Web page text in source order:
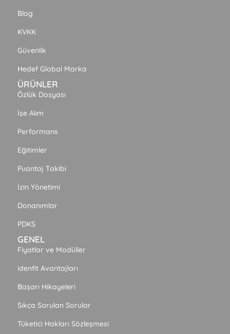
Blog
KVKK
Güvenlik
Hedef Global Marka
ÜRÜNLER
Özlük Dosyası
İşe Alım
Performans
Eğitimler
Puantaj Takibi
İzin Yönetimi
Donanımlar
PDKS
GENEL
Fiyatlar ve Modüller
idenfit Avantajları
Başarı Hikayeleri
Sıkça Sorulan Sorular
Tüketici Hakları Sözleşmesi